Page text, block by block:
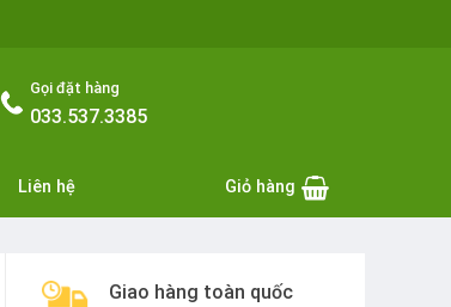
Gọi đặt hàng
033.537.3385
Liên hệ Giỏ hàng
Giao hàng toàn quốc